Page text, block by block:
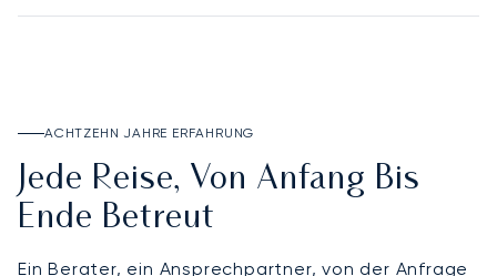
ACHTZEHN JAHRE ERFAHRUNG
Jede Reise, Von Anfang Bis
Ende Betreut
Ein Berater, ein Ansprechpartner, von der Anfrage